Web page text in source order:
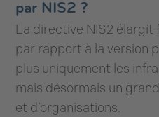
par NIS2 ?
La directive NIS2
par rapport à la version
plus uniquement les
mais désormais un
et d’organisations.